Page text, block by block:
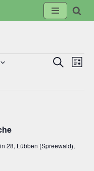
Suche
Suche
Liste
28, Lübben (Spreewald),